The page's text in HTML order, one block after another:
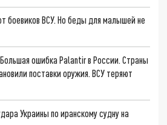
боевиков ВСУ. Но беды для малышей не
ошибка Palantir в России. Страны
поставки оружия. ВСУ теряют
Украины по иранскому судну на